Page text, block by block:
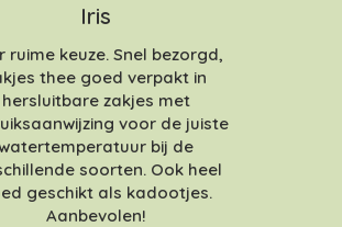
Iris
ruime keuze. Snel bezorgd,
thee goed verpakt in
hersluitbare zakjes met
voor de juiste
bij de
soorten. Ook heel
geschikt als kadootjes.
Aanbevolen!